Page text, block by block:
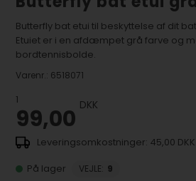
Butterfly bat etui til beskyttelse af dit
Etuiet er i en afdæmpet grå farve og
bordtennisbolde.
Varenr.: 6518071
1
99,00 DKK
45,00 DKK
På lager
VEJLE: 9